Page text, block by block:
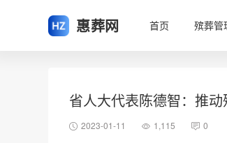
惠葬网 首页 殡葬管
省人大代表陈德智：推
2023-01-11 1,115 0